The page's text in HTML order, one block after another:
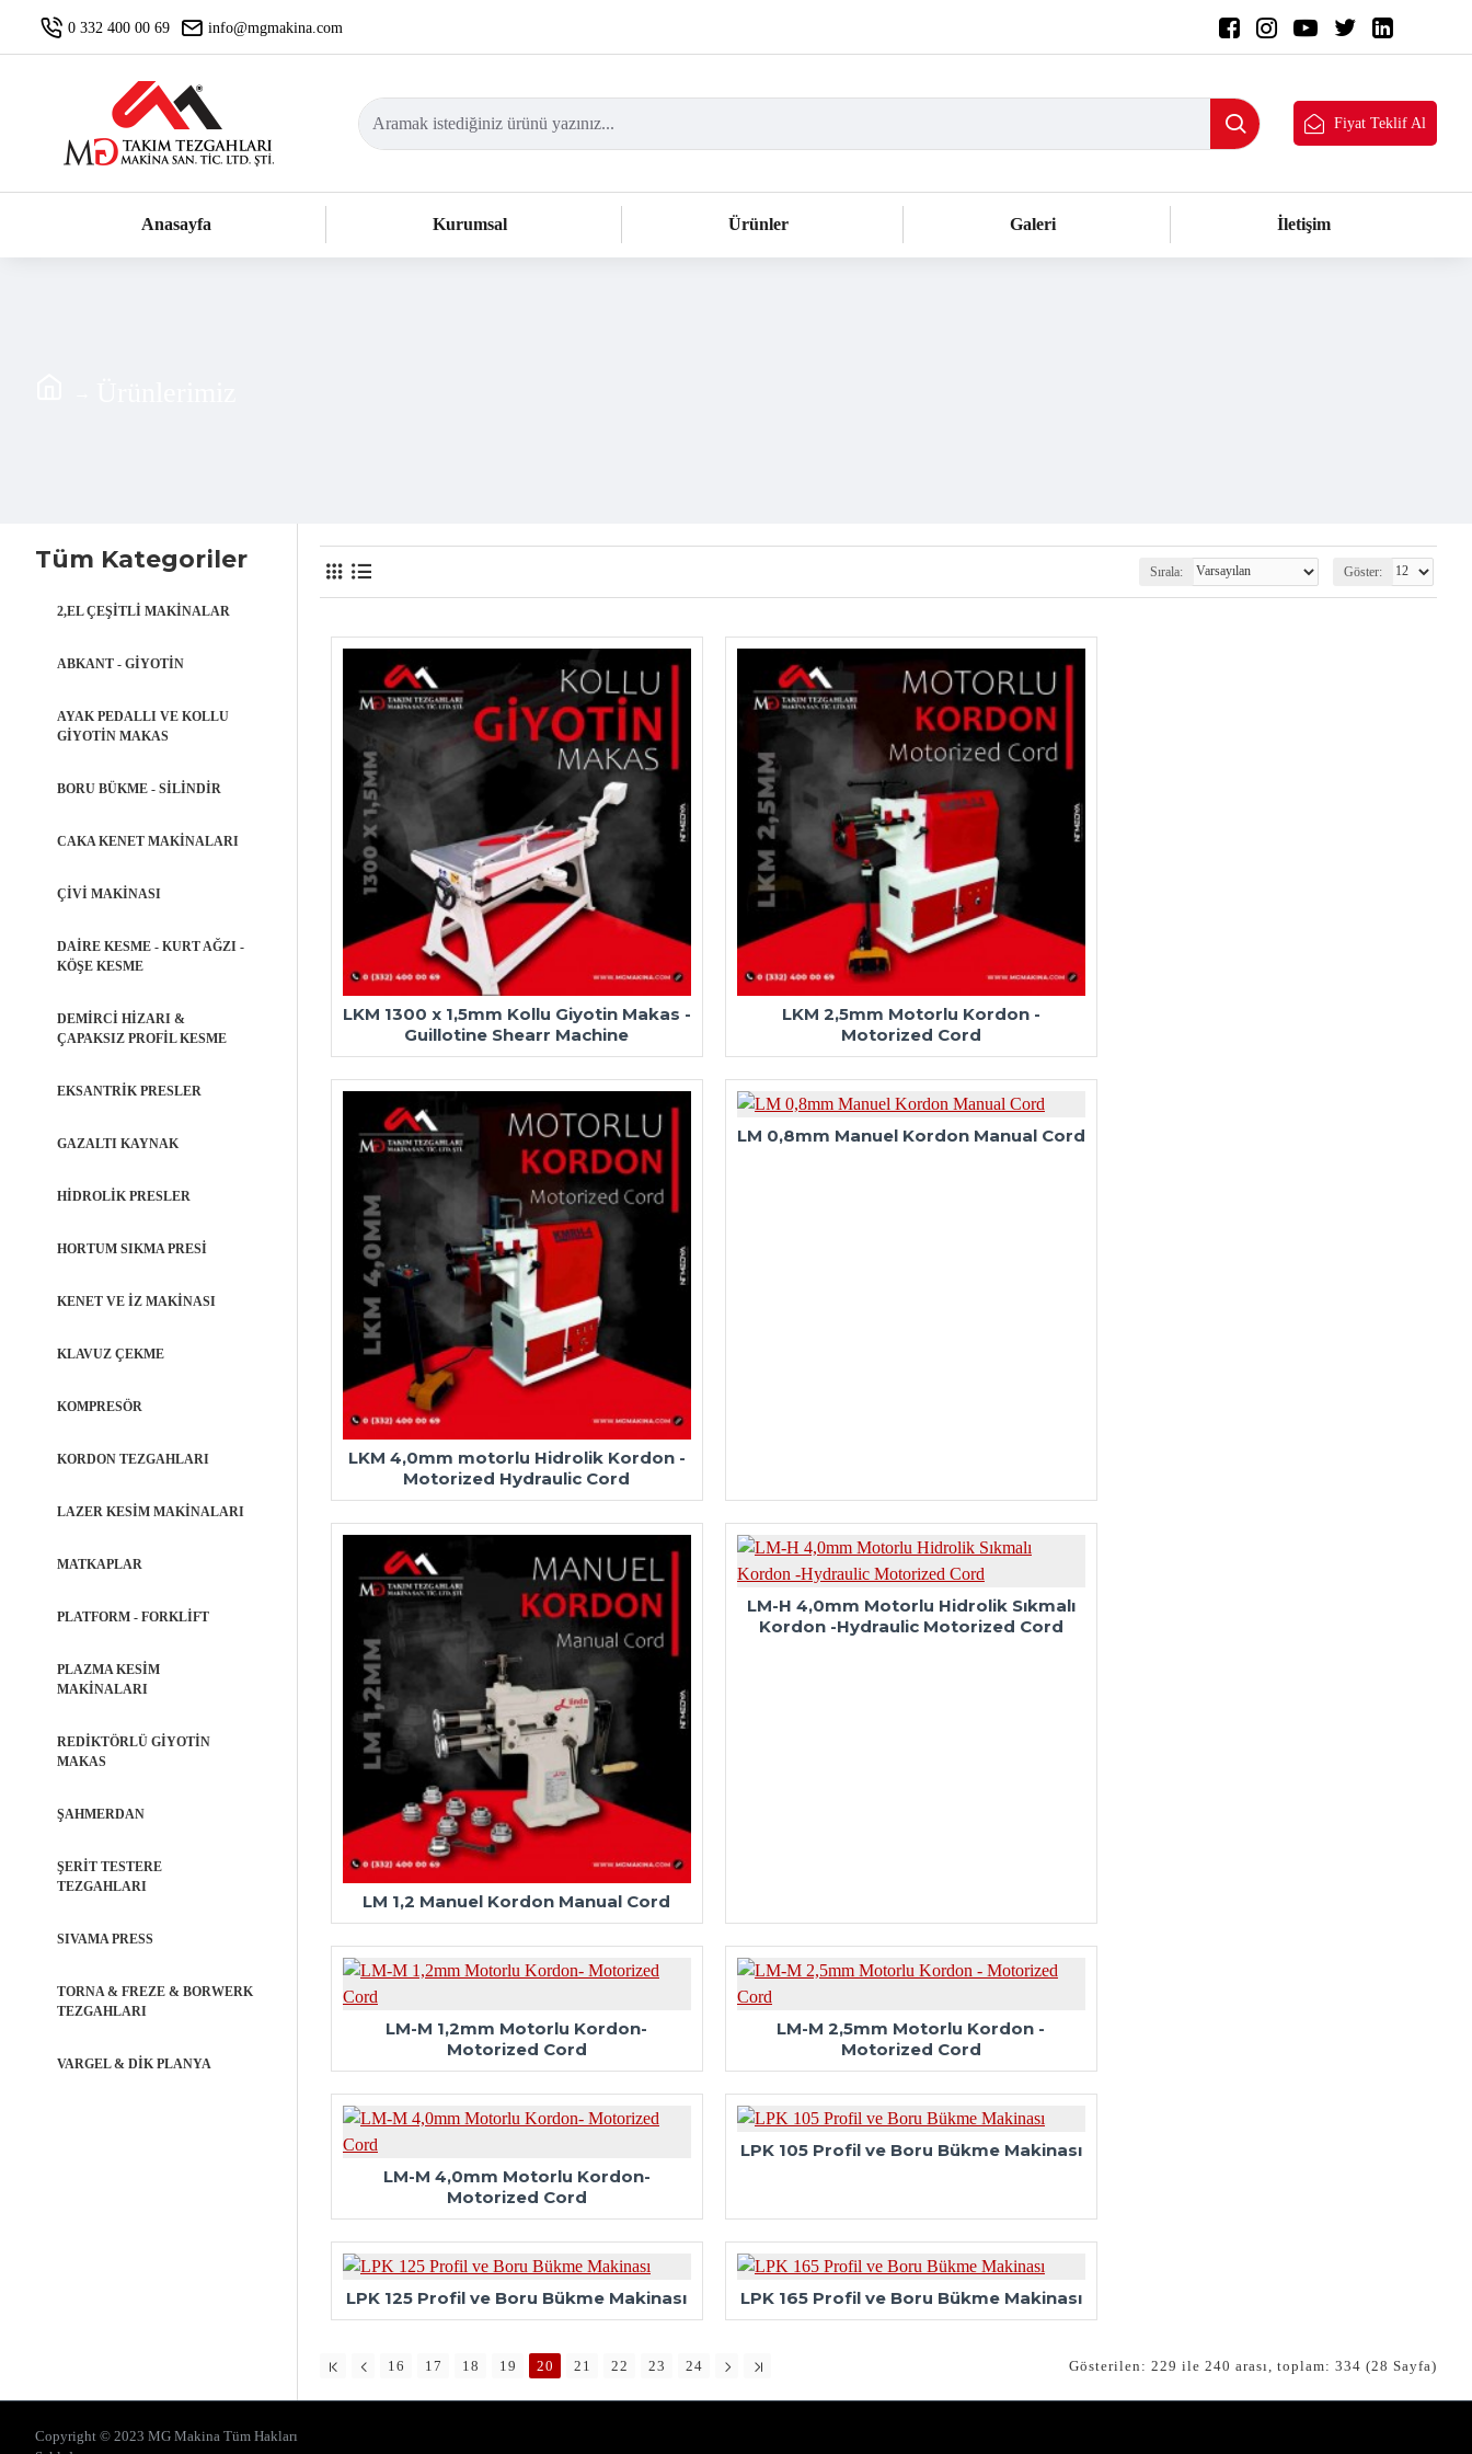
0 332 400 00 69 info@mgmakina.com
Fiyat Teklif Al
Anasayfa Kurumsal Ürünler Galeri İletişim
Tüm Kategoriler
2,EL ÇEŞİTLİ MAKİNALAR
ABKANT - GİYOTİN
AYAK PEDALLI VE KOLLU
GIYOTIN MAKAS
BORU BÜKME - SİLİNDİR
CAKA KENET MAKİNALARI
ÇIVI MAKINASI
DAIRE KESME - KURT AĞZI -
KÖŞE KESME
DEMİRCİ HİZARI &
ÇAPAKSIZ PROFİL KESME
EKSANTRİK PRESLER
GAZALTI KAYNAK
HİDROLİK PRESLER
HORTUM SIKMA PRESİ
KENET VE İZ MAKİNASI
KLAVUZ ÇEKME
KOMPRESÖR
KORDON TEZGAHLARI
LAZER KESİM MAKİNALARI
MATKAPLAR
PLATFORM - FORKLİFT
PLAZMA KESİM
MAKİNALARI
REDİKTÖRLÜ GİYOTİN
MAKAS
ŞAHMERDAN
ŞERİT TESTERE
TEZGAHLARI
SIVAMA PRESS
TORNA & FREZE & BORWERK
TEZGAHLARI
VARGEL & DİK PLANYA
Sırala: Göster:
LKM 1300 x 1,5mm Kollu Giyotin Makas -
Guillotine Shearr Machine
LKM 2,5mm Motorlu Kordon -
Motorized Cord
LKM 4,0mm motorlu Hidrolik Kordon -
Motorized Hydraulic Cord
LM 0,8mm Manuel Kordon Manual Cord
LM 1,2 Manuel Kordon Manual Cord
LM-H 4,0mm Motorlu Hidrolik Sıkmalı
Kordon -Hydraulic Motorized Cord
LM-M 1,2mm Motorlu Kordon-
Motorized Cord
LM-M 2,5mm Motorlu Kordon -
Motorized Cord
LM-M 4,0mm Motorlu Kordon-
Motorized Cord
LPK 105 Profil ve Boru Bükme Makinası
LPK 125 Profil ve Boru Bükme Makinası LPK 165 Profil ve Boru Bükme Makinası
16 17 18 19 20 21 22 23 24 Gösterilen: 229 ile 240 arası, toplam: 334 (28 Sayfa)
Copyright © 2023 MG Makina Tüm Hakları